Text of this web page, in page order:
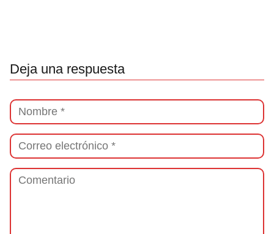
Deja una respuesta